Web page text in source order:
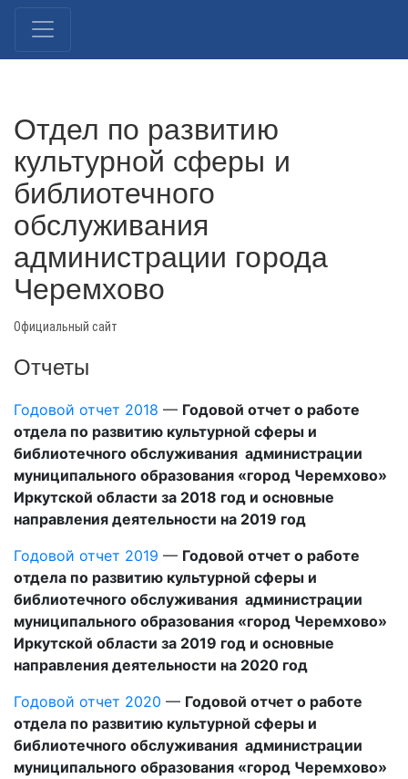
Отдел по развитию
культурной сферы и
библиотечного
обслуживания
администрации города
Черемхово
Официальный сайт
Отчеты
Годовой отчет 2018 — Годовой отчет о работе
отдела по развитию культурной сферы и
библиотечного обслуживания администрации
муниципального образования «город Черемхово»
Иркутской области за 2018 год и основные
направления деятельности на 2019 год
Годовой отчет 2019 — Годовой отчет о работе
отдела по развитию культурной сферы и
библиотечного обслуживания администрации
муниципального образования «город Черемхово»
Иркутской области за 2019 год и основные
направления деятельности на 2020 год
Годовой отчет 2020 — Годовой отчет о работе
отдела по развитию культурной сферы и
библиотечного обслуживания администрации
муниципального образования «город Черемхово»